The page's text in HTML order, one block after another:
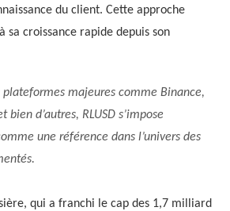
du client. Cette approche
sa croissance rapide depuis son
plateformes majeures comme Binance,
bien d’autres, RLUSD s’impose
une référence dans l’univers des
qui a franchi le cap des 1,7 milliard